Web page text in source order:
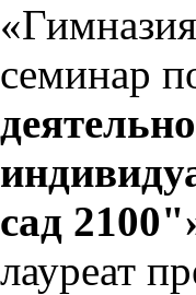
семинар
сад
лауреат